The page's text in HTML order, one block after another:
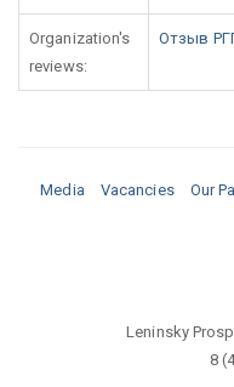
Organization's
reviews:
Отзыв
Media Vacancies Our
Leninsky
8